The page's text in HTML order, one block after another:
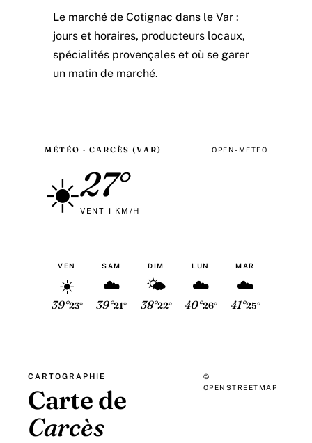
Le marché de Cotignac dans le Var :
jours et horaires, producteurs locaux,
spécialités provençales et où se garer
un matin de marché.
MÉTÉO · CARCÈS (VAR) OPEN-METEO
☀️27°
VENT 1 KM/H
VEN
☀️
39°23°
SAM
☁️
39°21°
DIM
🌤
38°22°
LUN
☁️
40°26°
MAR
☁️
41°25°
CARTOGRAPHIE
Carte de
Carcès
©
OPENSTREETMAP